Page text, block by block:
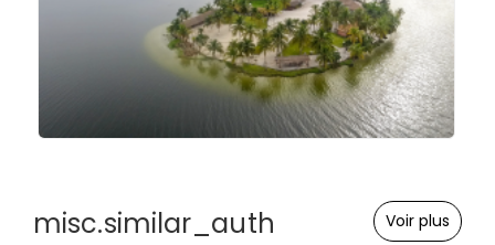
misc.similar_auth Voir plus